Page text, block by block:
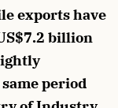
exports have
billion
period